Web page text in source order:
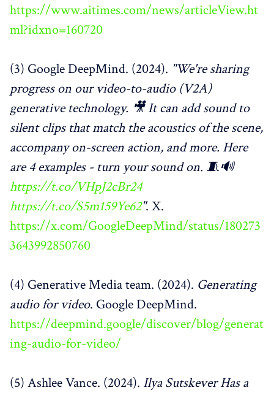
https://www.aitimes.com/news/articleView.ht
ml?idxno=160720
(3) Google DeepMind. (2024). "We're sharing
progress on our video-to-audio (V2A)
generative technology. 🎥 It can add sound to
silent clips that match the acoustics of the scene,
accompany on-screen action, and more. Here
are 4 examples - turn your sound on. 🧵🔊
https://t.co/VHpJ2cBr24
https://t.co/S5m159Ye62". X.
https://x.com/GoogleDeepMind/status/180273
3643992850760
(4) Generative Media team. (2024). Generating
audio for video. Google DeepMind.
https://deepmind.google/discover/blog/generat
ing-audio-for-video/
(5) Ashlee Vance. (2024). Ilya Sutskever Has a